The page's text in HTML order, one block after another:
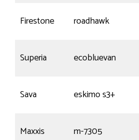
Firestone roadhawk
Superia ecobluevan
Sava eskimo s3+
Maxxis m-7305